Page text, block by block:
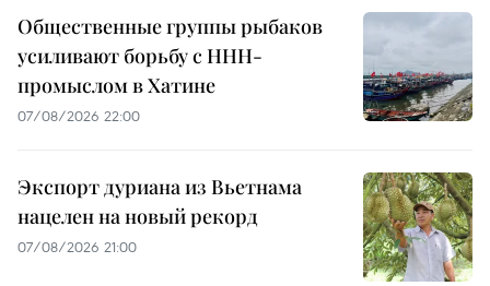
Общественные группы рыбаков
усиливают борьбу с ННН-
промыслом в Хатине
07/08/2026 22:00
Экспорт дуриана из Вьетнама
нацелен на новый рекорд
07/08/2026 21:00